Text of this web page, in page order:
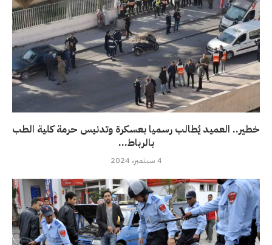
خطير.. العميد يُطالب رسميا بعسكرة وتدنيس حرمة كلية الطب
بالرباط...
4 سبتمبر، 2024